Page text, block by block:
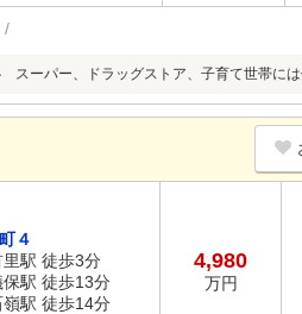
ーパー、ドラッグストア、子育て世帯に
４
駅 徒歩3分
駅 徒歩13分
駅 徒歩14分
4,980
万円